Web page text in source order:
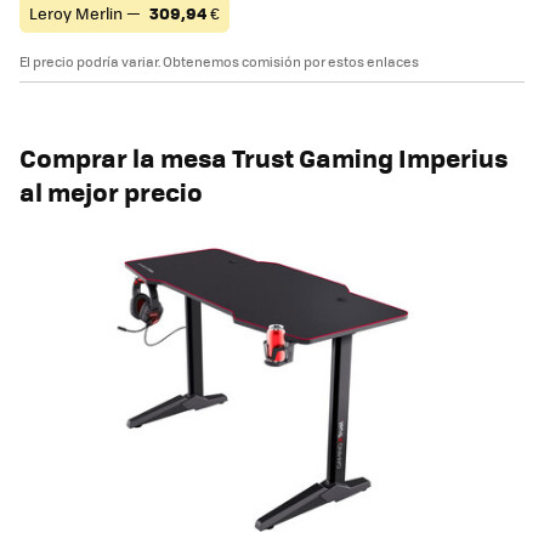
Leroy Merlin — 309,94€
El precio podría variar. Obtenemos comisión por estos enlaces
Comprar la mesa Trust Gaming Imperius
al mejor precio